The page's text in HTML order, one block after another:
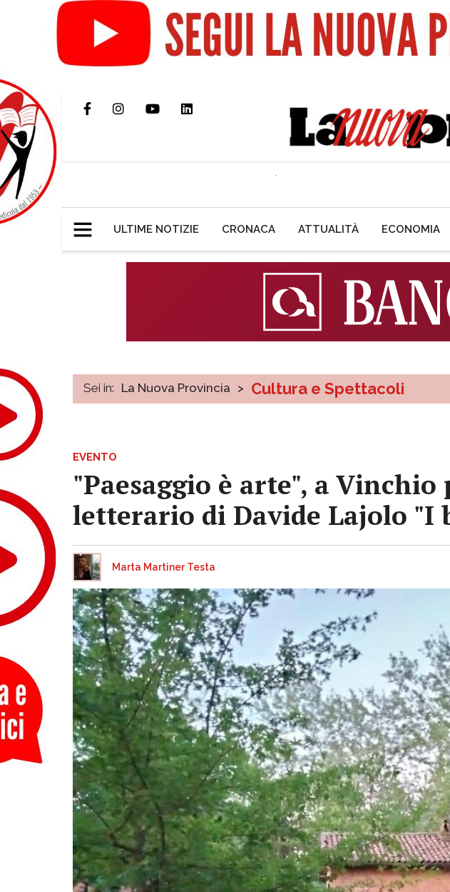
ULTIME NOTIZIE CRONACA ATTUALITÀ ECONOMIA
Sei in: La Nuova Provincia > Cultura e Spettacoli
EVENTO
"Paesaggio è arte", a
letterario di Davide Lajolo "I
Marta Martiner Testa